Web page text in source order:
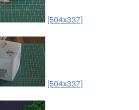
[504x337]
[504x337]